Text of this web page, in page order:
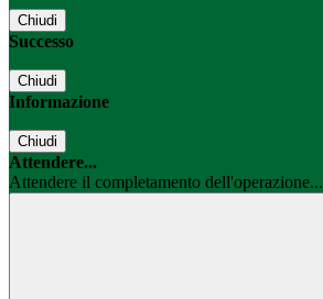
Chiudi
Successo
Chiudi
Informazione
Chiudi
Attendere...
Attendere il completamento dell'operazione...